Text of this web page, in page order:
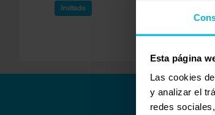
Esta página
Las cookies
y analizar el
redes
Invitado